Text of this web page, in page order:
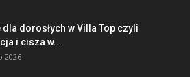
dla dorosłych w Villa Top czyli
i cisza w...
2026